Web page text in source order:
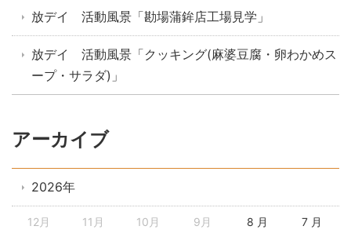
放デイ 活動風景「勘場蒲鉾店工場見学」
放デイ 活動風景「クッキング(麻婆豆腐・卵わかめス
ープ・サラダ)」
アーカイブ
2026年
12月 11月 10月 9月 8 月 7 月